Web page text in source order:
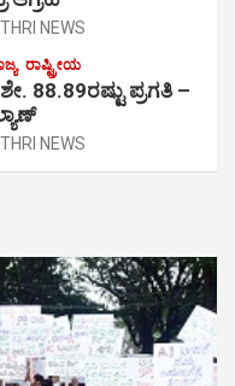
NEWS
ರಾಷ್ಟ್ರೀಯ
88.89ರಷ್ಟು ಪ್ರಗತಿ –
NEWS